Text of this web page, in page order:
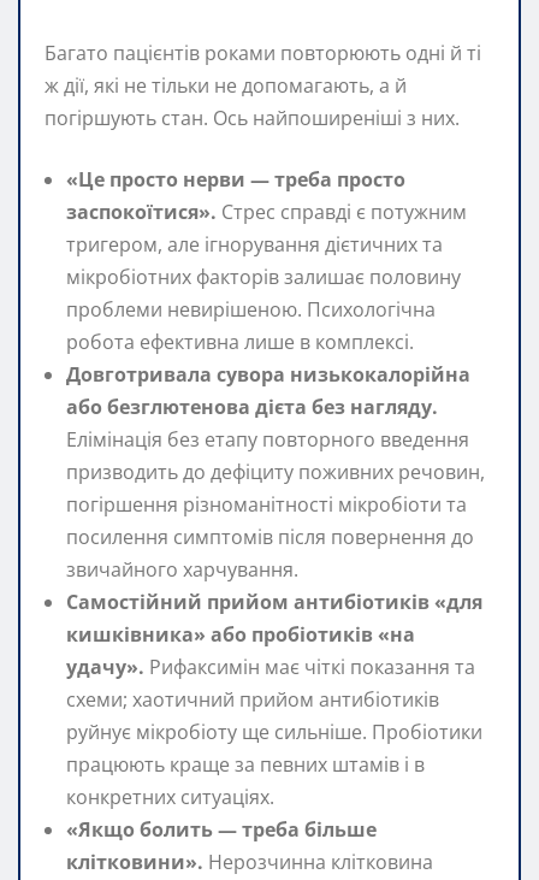
Багато пацієнтів роками повторюють одні й ті
ж дії, які не тільки не допомагають, а й
погіршують стан. Ось найпоширеніші з них.
«Це просто нерви — треба просто
заспокоїтися». Стрес справді є потужним
тригером, але ігнорування дієтичних та
мікробіотних факторів залишає половину
проблеми невирішеною. Психологічна
робота ефективна лише в комплексі.
Довготривала сувора низькокалорійна
або безглютенова дієта без нагляду.
Елімінація без етапу повторного введення
призводить до дефіциту поживних речовин,
погіршення різноманітності мікробіоти та
посилення симптомів після повернення до
звичайного харчування.
Самостійний прийом антибіотиків «для
кишківника» або пробіотиків «на
удачу». Рифаксимін має чіткі показання та
схеми; хаотичний прийом антибіотиків
руйнує мікробіоту ще сильніше. Пробіотики
працюють краще за певних штамів і в
конкретних ситуаціях.
«Якщо болить — треба більше
клітковини». Нерозчинна клітковина